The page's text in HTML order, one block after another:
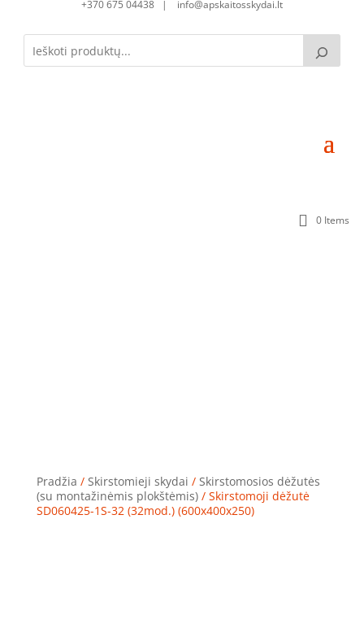
+370 675 04438 | info@apskaitosskydai.lt
0 Items
Pradžia / Skirstomieji skydai / Skirstomosios dėžutės
(su montažinėmis plokštėmis)/ Skirstomoji dėžutė
SD060425-1S-32 (32mod.) (600x400x250)